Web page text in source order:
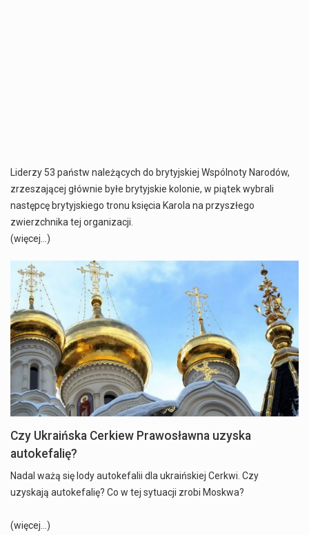
Liderzy 53 państw należących do brytyjskiej Wspólnoty Narodów,
zrzeszającej głównie byłe brytyjskie kolonie, w piątek wybrali
następcę brytyjskiego tronu księcia Karola na przyszłego
zwierzchnika tej organizacji.
(więcej…)
Czy Ukraińska Cerkiew Prawosławna uzyska
autokefalię?
Nadal ważą się lody autokefalii dla ukraińskiej Cerkwi. Czy
uzyskają autokefalię? Co w tej sytuacji zrobi Moskwa?
(więcej…)